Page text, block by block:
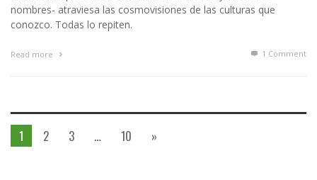
nombres- atraviesa las cosmovisiones de las culturas que
conozco. Todas lo repiten.
Read more 1 Comment
1 2 3 … 10 »